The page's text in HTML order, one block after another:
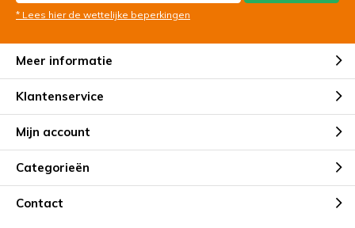
* Lees hier de wettelijke beperkingen
Meer informatie
Klantenservice
Mijn account
Categorieën
Contact